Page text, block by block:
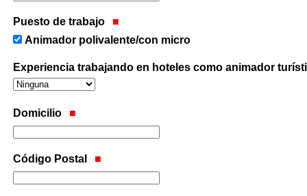
Puesto de trabajo
Animador polivalente/con micro
Experiencia trabajando en hoteles como animador
Domicilio
Código Postal